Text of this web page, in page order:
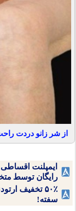
از شر زانو دردت
ایمپلنت
رایگان توسط
۵۰٪ تخفیف
سفته!